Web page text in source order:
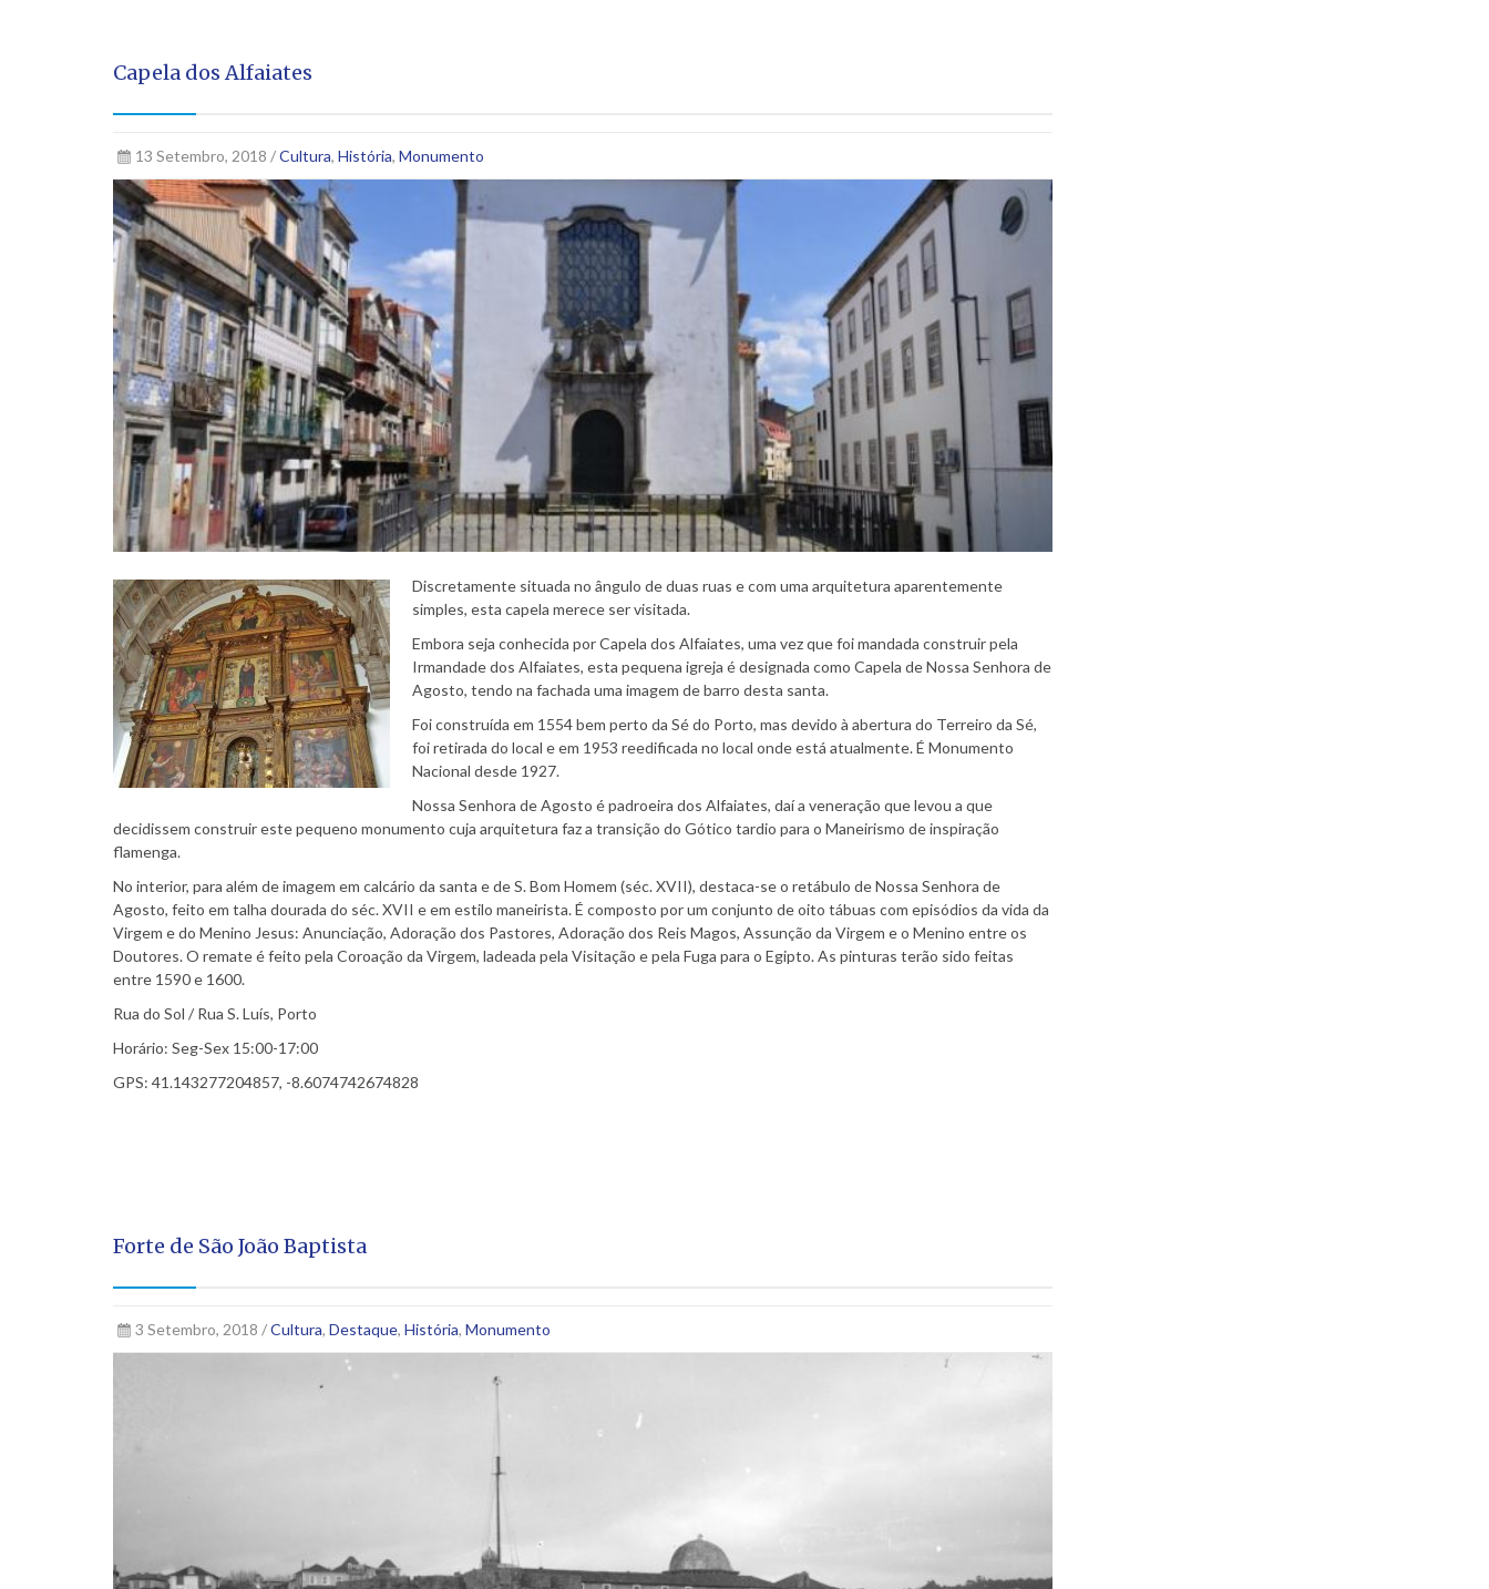
Capela dos Alfaiates
13 Setembro, 2018 /Cultura, História, Monumento
Discretamente situada no ângulo de duas ruas e com uma arquitetura aparentemente
simples, esta capela merece ser visitada.
Embora seja conhecida por Capela dos Alfaiates, uma vez que foi mandada construir pela
Irmandade dos Alfaiates, esta pequena igreja é designada como Capela de Nossa Senhora de
Agosto, tendo na fachada uma imagem de barro desta santa.
Foi construída em 1554 bem perto da Sé do Porto, mas devido à abertura do Terreiro da Sé,
foi retirada do local e em 1953 reedificada no local onde está atualmente. É Monumento
Nacional desde 1927.
Nossa Senhora de Agosto é padroeira dos Alfaiates, daí a veneração que levou a que
decidissem construir este pequeno monumento cuja arquitetura faz a transição do Gótico tardio para o Maneirismo de inspiração
flamenga.
No interior, para além de imagem em calcário da santa e de S. Bom Homem (séc. XVII), destaca-se o retábulo de Nossa Senhora de
Agosto, feito em talha dourada do séc. XVII e em estilo maneirista. É composto por um conjunto de oito tábuas com episódios da vida da
Virgem e do Menino Jesus: Anunciação, Adoração dos Pastores, Adoração dos Reis Magos, Assunção da Virgem e o Menino entre os
Doutores. O remate é feito pela Coroação da Virgem, ladeada pela Visitação e pela Fuga para o Egipto. As pinturas terão sido feitas
entre 1590 e 1600.
Rua do Sol / Rua S. Luís, Porto
Horário: Seg-Sex 15:00-17:00
GPS: 41.143277204857, -8.6074742674828
Forte de São João Baptista
3 Setembro, 2018 /Cultura, Destaque, História, Monumento